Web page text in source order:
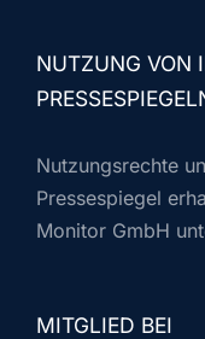
NUTZUNG VON
Nutzungsrechte
Pressespiegel
Monitor GmbH
MITGLIED BEI